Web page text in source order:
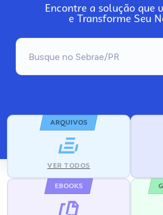
Encontre a solução que
e Transforme Seu
ARQUIVOS
VER TODOS
EBOOKS